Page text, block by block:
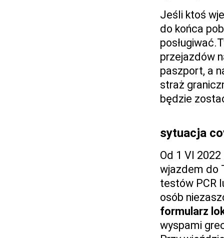
Jeśli ktoś
do końca
przejazdów
paszport, a
straż
będzie
sytuacja
Od 1 VI 2022
wjazdem do
testów PCR
osób
formularz
wyspami